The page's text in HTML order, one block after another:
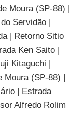
Moura (SP-88) |
Servidão |
| Retorno Sitio
Ken Saito |
Kitaguchi |
Moura (SP-88) |
| Estrada
Alfredo Rolim